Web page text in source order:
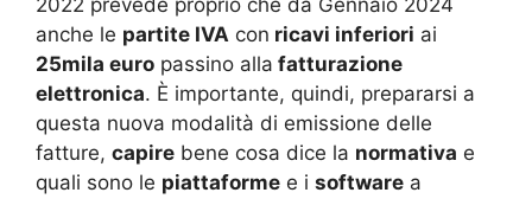
2022 prevede proprio che da Gennaio 2024
anche le partite IVA con ricavi inferiori ai
25mila euro passino alla fatturazione
elettronica. È importante, quindi, prepararsi a
questa nuova modalità di emissione delle
fatture, capire bene cosa dice la normativa e
quali sono le piattaforme e i software a